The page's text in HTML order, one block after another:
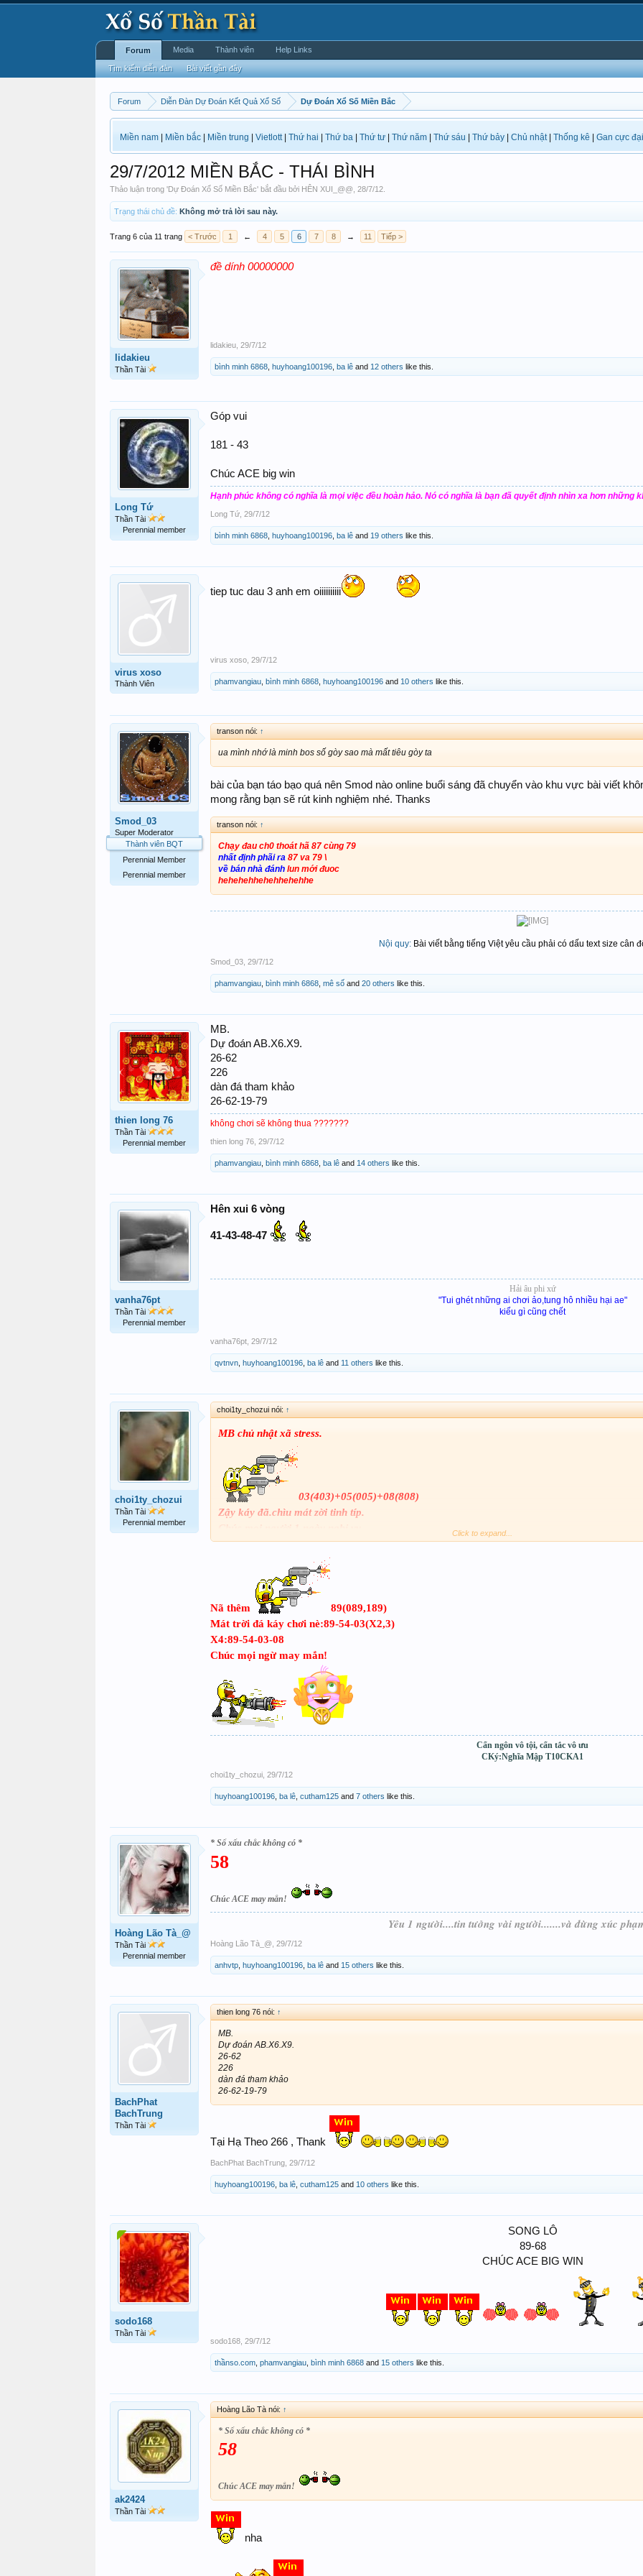
Forum Diễn Đàn Dự Đoán Kết Quả Xổ Số Dự Đoán Xổ Số Miền Bắc
Miền nam Miền bắc Miền trung Vietlott| Thứ hai Thứ ba Thứ tư Thứ năm Thứ sáu Thứ bảy Chủ nhật| Thống kê Gan cực đại
29/7/2012 MIỀN BẮC - THÁI BÌNH
Thảo luận trong 'Dự Đoán Xổ Số Miền Bắc' bắt đầu bởi HÊN XUI_@@ 28/7/12
Trạng thái chủ đề: Không mở trả lời sau này.
Trang 6 của 11 trang < Trước 1 ← 4 5 6 7 8 → 11 Tiếp >
lidakieu
Thần Tài
đề dính 00000000
lidakieu 29/7/12
bình minh 6868 huyhoang100196 ba lê and 12 others like this.
Long Tứ
Thần Tài
Perennial member
Góp vui
181 - 43
Chúc ACE big win
Hạnh phúc không có nghĩa là mọi việc đều hoàn hảo. Nó có nghĩa là bạn đã quyết định nhìn xa hơn những
Long Tứ 29/7/12
bình minh 6868 huyhoang100196 ba lê and 19 others like this.
virus xoso
Thành Viên
tiep tuc dau 3 anh em oiiiiiiiiii
virus xoso 29/7/12
phamvangiau bình minh 6868 huyhoang100196 and 10 others like this.
Smod_03
Super Moderator
Thành viên BQT
Perennial Member
Perennial member
transon nói: ↑
ua mình nhớ là minh bos số gòy sao mà mất tiêu gòy ta
bài của bạn táo bạo quá nên Smod nào online buổi sáng đã chuyển vào khu vực bài viết
mong rằng bạn sẽ rút kinh nghiệm nhé. Thanks
transon nói: ↑
Chạy đau ch0 thoát hã 87 cùng 79
nhất định phãi ra 87 va 79 \
về bán nhà đánh lun mới đuoc
hehehehhehehhehehhe
Nội quy:Bài viết bằng tiếng Việt yêu cầu phải có dấu text size cân
Smod_03 29/7/12
phamvangiau bình minh 6868 mê số and 20 others like this.
thien long 76
Thần Tài
Perennial member
MB.
Dự đoán AB.X6.X9.
26-62
226
dàn đá tham khảo
26-62-19-79
không chơi sẽ không thua ???????
thien long 76 29/7/12
phamvangiau bình minh 6868 ba lê and 14 others like this.
vanha76pt
Thần Tài
Perennial member
Hên xui 6 vòng
41-43-48-47
Hải âu phi xứ
"Tui ghét những ai chơi ảo,tung hô nhiều hại ae"
kiểu gì cũng chết
vanha76pt 29/7/12
qvtnvn huyhoang100196 ba lê and 11 others like this.
choi1ty_chozui
Thần Tài
Perennial member
choi1ty_chozui nói: ↑
MB chủ nhật xã stress.
03(403)+05(005)+08(808)
Zậy káy đã.chìu mát zời tinh típ.
Click to expand...
Nã thêm
89(089,189)
Mát trời đá káy chơi nè:89-54-03(X2,3)
X4:89-54-03-08
Chúc mọi ngừ may mắn!
Cẩn ngôn vô tội, cẩn tắc vô ưu
CKý:Nghĩa Mập T10CKA1
choi1ty_chozui 29/7/12
huyhoang100196 ba lê cutham125 and 7 others like this.
Hoàng Lão Tà_@
Thần Tài
Perennial member
* Số xấu chắc không có *
58
Chúc ACE may mắn!
Yêu 1 người....tin tưởng vài người.......và đừng xúc
Hoàng Lão Tà_@ 29/7/12
anhvtp huyhoang100196 ba lê and 15 others like this.
BachPhat
BachTrung
Thần Tài
thien long 76 nói: ↑
MB.
Dự đoán AB.X6.X9.
26-62
226
dàn đá tham khảo
26-62-19-79
Tại Hạ Theo 266 , Thank
BachPhat BachTrung 29/7/12
huyhoang100196 ba lê cutham125 and 10 others like this.
sodo168
Thần Tài
SONG LÔ
89-68
CHÚC ACE BIG WIN
sodo168 29/7/12
thầnso.com phamvangiau bình minh 6868 and 15 others like this.
ak2424
Thần Tài
Hoàng Lão Tà nói: ↑
* Số xấu chắc không có *
58
Chúc ACE may mắn!
nha
Forum
Tìm kiếm diễn đàn Bài viết gần đây
Media Thành viên Help Links